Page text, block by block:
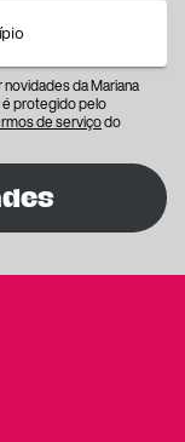
da Mariana
é protegido pelo
de serviçodo